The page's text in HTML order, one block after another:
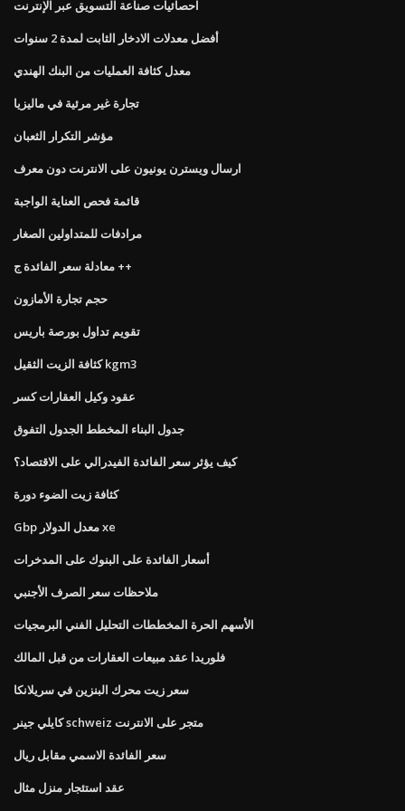
احصائيات صناعة التسويق عبر الإنترنت
أفضل معدلات الادخار الثابت لمدة 2 سنوات
معدل كثافة العمليات من البنك الهندي
تجارة غير مرئية في ماليزيا
مؤشر التكرار الثعبان
ارسال ويسترن يونيون على الانترنت دون معرف
قائمة فحص العناية الواجبة
مرادفات للمتداولين الصغار
معادلة سعر الفائدة ج ++
حجم تجارة الأمازون
تقويم تداول بورصة باريس
كثافة الزيت الثقيل kgm3
عقود وكيل العقارات كسر
جدول البناء المخطط الجدول التفوق
كيف يؤثر سعر الفائدة الفيدرالي على الاقتصاد؟
كثافة زيت الضوء دورة
Gbp معدل الدولار xe
أسعار الفائدة على البنوك على المدخرات
ملاحظات سعر الصرف الأجنبي
الأسهم الحرة المخططات التحليل الفني البرمجيات
فلوريدا عقد مبيعات العقارات من قبل المالك
سعر زيت محرك البنزين في سريلانكا
كايلي جينر schweiz متجر على الانترنت
سعر الفائدة الاسمي مقابل ريال
عقد استئجار منزل مثال